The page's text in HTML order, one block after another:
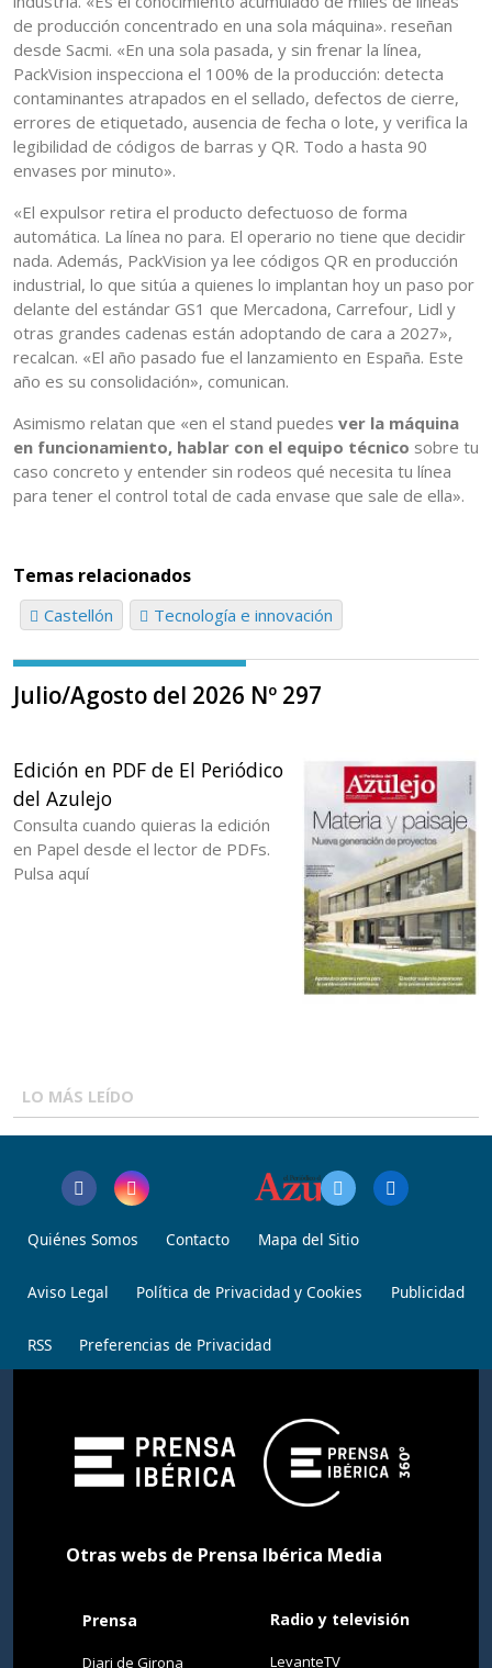
de producción concentrado en una sola máquina». reseñan
desde Sacmi. «En una sola pasada, y sin frenar la línea,
PackVision inspecciona el 100% de la producción: detecta
contaminantes atrapados en el sellado, defectos de cierre,
errores de etiquetado, ausencia de fecha o lote, y verifica la
legibilidad de códigos de barras y QR. Todo a hasta 90
envases por minuto».
«El expulsor retira el producto defectuoso de forma
automática. La línea no para. El operario no tiene que decidir
nada. Además, PackVision ya lee códigos QR en producción
industrial, lo que sitúa a quienes lo implantan hoy un paso por
delante del estándar GS1 que Mercadona, Carrefour, Lidl y
otras grandes cadenas están adoptando de cara a 2027»,
recalcan. «El año pasado fue el lanzamiento en España. Este
año es su consolidación», comunican.
Asimismo relatan que «en el stand puedes ver la máquina
en funcionamiento, hablar con el equipo técnico sobre tu
caso concreto y entender sin rodeos qué necesita tu línea
para tener el control total de cada envase que sale de ella».
Temas relacionados
Castellón Tecnología e innovación
Julio/Agosto del 2026 Nº 297
Edición en PDF de El Periódico
del Azulejo
Consulta cuando quieras la edición
en Papel desde el lector de PDFs.
Pulsa aquí
LO MÁS LEÍDO
Quiénes Somos Contacto Mapa del Sitio
Aviso Legal Política de Privacidad y Cookies Publicidad
RSS Preferencias de Privacidad
Otras webs de Prensa Ibérica Media
Prensa
Diari de Girona
Radio y televisión
LevanteTV